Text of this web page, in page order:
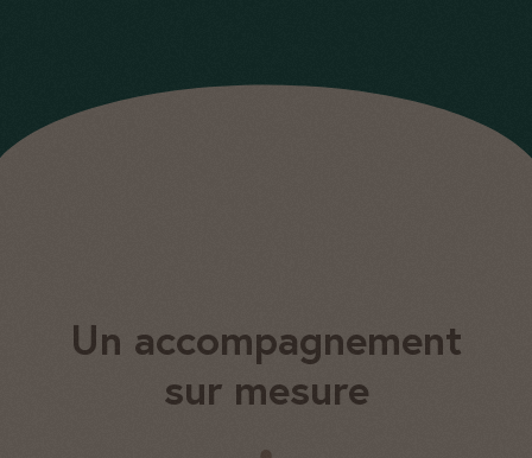
Un accompagnement
sur mesure